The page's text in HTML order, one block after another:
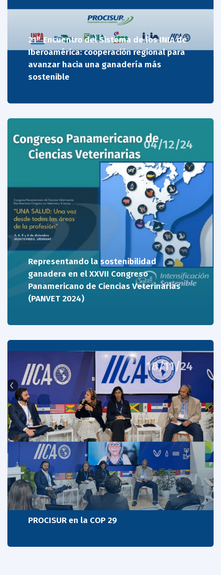
21° Encuentro del Sistema de los INIA de
Iberoamérica: cooperación regional para
avanzar hacia una ganadería más
sostenible
04/12/24
Representando la sostenibilidad
ganadera en el XXVII Congreso
Panamericano de Ciencias Veterinarias
(PANVET 2024)
18/11/24
PROCISUR en la COP 29